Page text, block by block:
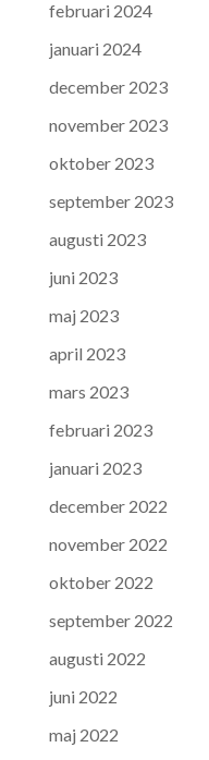
februari 2024
januari 2024
december 2023
november 2023
oktober 2023
september 2023
augusti 2023
juni 2023
maj 2023
april 2023
mars 2023
februari 2023
januari 2023
december 2022
november 2022
oktober 2022
september 2022
augusti 2022
juni 2022
maj 2022